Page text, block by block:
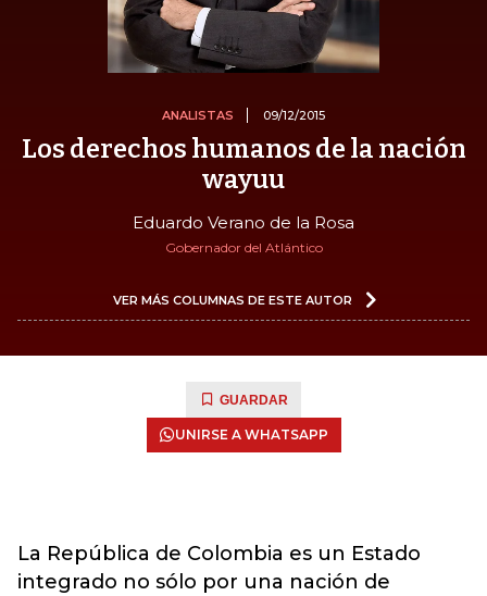
ANALISTAS 09/12/2015
Los derechos humanos de la nación
wayuu
Eduardo Verano de la Rosa
Gobernador del Atlántico
VER MÁS COLUMNAS DE ESTE AUTOR
GUARDAR
UNIRSE A WHATSAPP
La República de Colombia es un Estado
integrado no sólo por una nación de